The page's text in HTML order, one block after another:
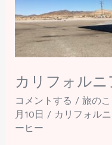
カリフォル
コメントする / 旅のこ
月10日 / カリフォル
ーヒー
ニ
ア
リ
ッ
プ
⑤